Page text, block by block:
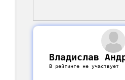
Владислав
В рейтинге не участвует